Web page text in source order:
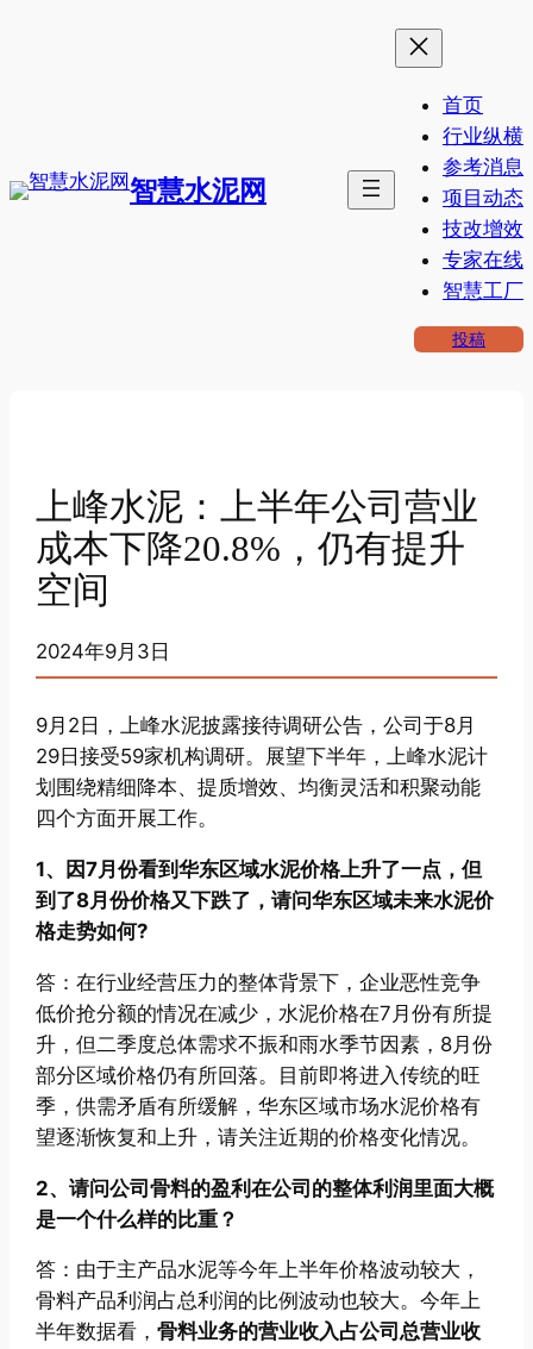
智慧水泥网
首页
行业纵横
参考消息
项目动态
技改增效
专家在线
智慧工厂
投稿
上峰水泥：上半年公司营业
成本下降20.8%，仍有提升
空间
2024年9月3日
9月2日，上峰水泥披露接待调研公告，公司于8月
29日接受59家机构调研。展望下半年，上峰水泥计
划围绕精细降本、提质增效、均衡灵活和积聚动能
四个方面开展工作。
1、因7月份看到华东区域水泥价格上升了一点，但
到了8月份价格又下跌了，请问华东区域未来水泥价
格走势如何?
答：在行业经营压力的整体背景下，企业恶性竞争
低价抢分额的情况在减少，水泥价格在7月份有所提
升，但二季度总体需求不振和雨水季节因素，8月份
部分区域价格仍有所回落。目前即将进入传统的旺
季，供需矛盾有所缓解，华东区域市场水泥价格有
望逐渐恢复和上升，请关注近期的价格变化情况。
2、请问公司骨料的盈利在公司的整体利润里面大概
是一个什么样的比重？
答：由于主产品水泥等今年上半年价格波动较大，
骨料产品利润占总利润的比例波动也较大。今年上
半年数据看，骨料业务的营业收入占公司总营业收